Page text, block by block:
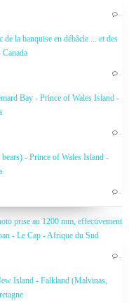
…
la banquise en débâcle ... et des
…
Bay - Prince of Wales Island -
…
- Prince of Wales Island -
…
prise au 1200 mm, effectivement
- Le Cap - Afrique du Sud
…
Island - Falkland (Malvinas,